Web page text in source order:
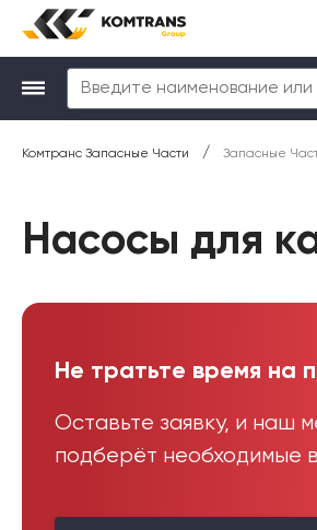
Комтранс Запасные Части / Запасные
Насосы для
Не тратьте время на
Оставьте заявку, и наш
подберёт необходимые